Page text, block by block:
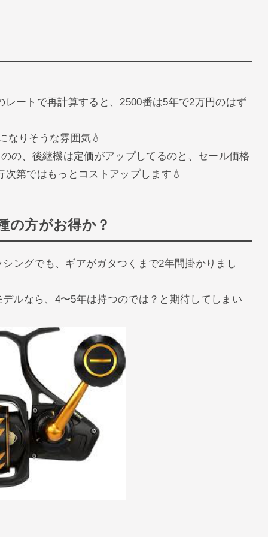
ートで再計算すると、2500番は5年で2万円のはず
なりそうな雰囲気💧
の、後継機は定価がアップしてるのと、セール価格
第ではもっとコストアップします💧
の方がお得か？
ングでも、ギアがガタつくまで2年間掛かりまし
ルなら、4〜5年は持つのでは？と期待してしまい